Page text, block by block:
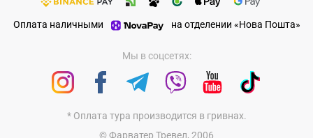
Оплата наличными на отделении «Нова Пошта»
Мы в соцсетях:
* Оплата тура производится в гривнах.
© Фарватер Тревел, 2006